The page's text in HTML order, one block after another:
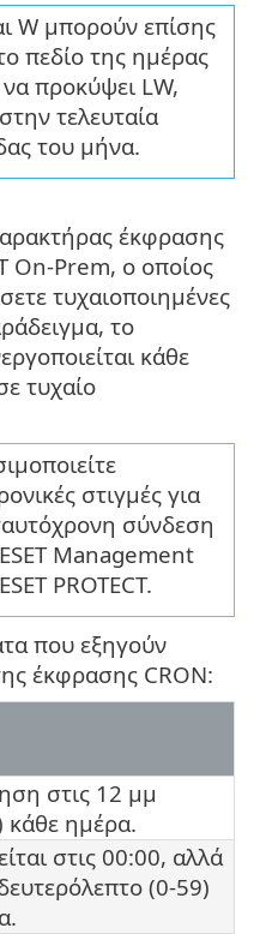
W μπορούν επίσης
πεδίο της ημέρας
προκύψει LW,
τελευταία
του μήνα.
έκφρασης
On-Prem, ο οποίος
τυχαιοποιημένες
το
κάθε
τυχαίο
στιγμές για
σύνδεση
Management
PROTECT.
που εξηγούν
έκφρασης CRON:
στις 12 μμ
κάθε ημέρα.
στις 00:00, αλλά
(0-59)